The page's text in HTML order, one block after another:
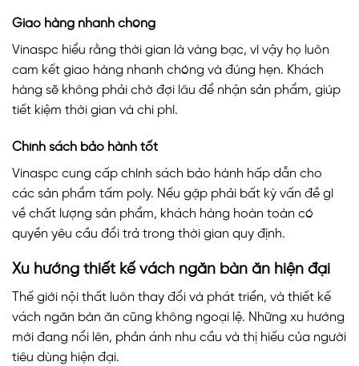
Giao hàng nhanh chóng
Vinaspc hiểu rằng thời gian là vàng bạc, vì vậy họ luôn
cam kết giao hàng nhanh chóng và đúng hẹn. Khách
hàng sẽ không phải chờ đợi lâu để nhận sản phẩm, giúp
tiết kiệm thời gian và chi phí.
Chính sách bảo hành tốt
Vinaspc cung cấp chính sách bảo hành hấp dẫn cho
các sản phẩm tấm poly. Nếu gặp phải bất kỳ vấn đề gì
về chất lượng sản phẩm, khách hàng hoàn toàn có
quyền yêu cầu đổi trả trong thời gian quy định.
Xu hướng thiết kế vách ngăn bàn ăn hiện đại
Thế giới nội thất luôn thay đổi và phát triển, và thiết kế
vách ngăn bàn ăn cũng không ngoại lệ. Những xu hướng
mới đang nổi lên, phản ánh nhu cầu và thị hiếu của người
tiêu dùng hiện đại.